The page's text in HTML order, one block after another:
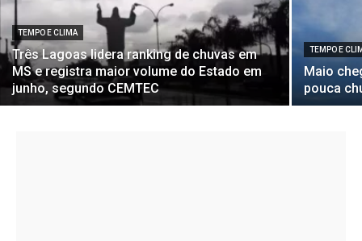
TEMPO E CLIMA
Três Lagoas lidera ranking de chuvas em
MS e registra maior volume do Estado em
junho, segundo CEMTEC
TEMPO E
Maio
pouca